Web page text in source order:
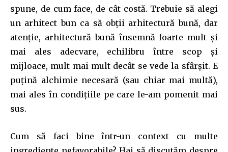
Join our community of
SUBSCRIBERS and be part of the
conversation.
To subscribe, simply enter your email address on our website
or click the subscribe button below. Don't worry, we respect
spune, de cum face, de cât costă. Trebuie să alegi
un arhitect bun ca să obții arhitectură bună, dar
atenție, arhitectură bună însemnă foarte mult și
mai ales adecvare, echilibru între scop și
mijloace, mult mai mult decât se vede la sfârșit. E
puțină alchimie necesară (sau chiar mai multă),
mai ales în condițiile pe care le-am pomenit mai
sus.
Cum să faci bine într-un context cu multe